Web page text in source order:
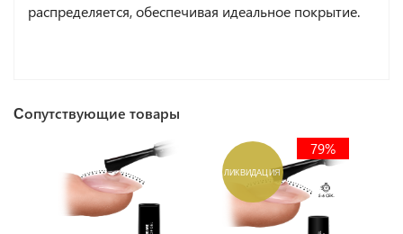
распределяется, обеспечивая идеальное покрытие.
Сопутствующие товары
ЛИКВИДАЦИЯ
79%